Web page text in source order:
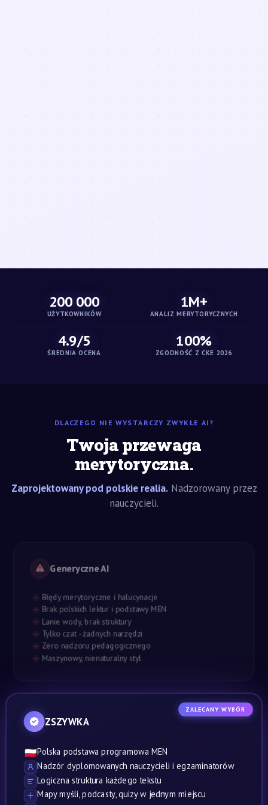
200 000
UŻYTKOWNIKÓW
1M+
ANALIZ MERYTORYCZNYCH
4.9/5
ŚREDNIA OCENA
100%
ZGODNOŚĆ Z CKE 2026
DLACZEGO NIE WYSTARCZY ZWYKŁE AI?
Twoja przewaga
merytoryczna.
Zaprojektowany pod polskie realia.Nadzorowany przez
nauczycieli.
Generyczne AI
Błędy merytoryczne i halucynacje
Brak polskich lektur i podstawy MEN
Lanie wody, brak struktury
Tylko czat - żadnych narzędzi
Zero nadzoru pedagogicznego
Maszynowy, nienaturalny styl
ZALECANY WYBÓR
ZSZYWKA
🇵🇱Polska podstawa programowa MEN
Nadzór dyplomowanych nauczycieli i egzaminatorów
Logiczna struktura każdego tekstu
Mapy myśli, podcasty, quizy w jednym miejscu